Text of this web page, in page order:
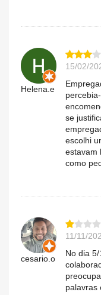
Helena.e
15/02/
se
escolhi
estavam
como
cesario.o
11/11/
No dia
palavras